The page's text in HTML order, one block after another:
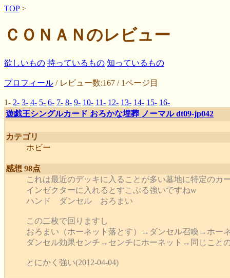
TOP>
ＣＯＮＡＮのレビュー
欲しいもの 持っているもの 知っているもの
プロフィール / レビュー数:167 / 1ページ目
1- 2- 3- 4- 5- 6- 7- 8- 9- 10- 11- 12- 13- 14- 15- 16-
遊戯王シングルカード おろかな埋葬 ノーマル dt09-jp042
カテゴリ
ホビー
感想 98点
これは最近のデッキに入ることが多い墓地に特定のカ
インゼクターに入れるとすこぶる強いですねw
ハンド ダンセル おろまい
この二枚で回りますし
おろまい（ホーネット落とす）→ダンセル召喚→ホー
ダンセル効果センチ→センチにホーネット→同じこと
とにかく強い(2012-04-04)